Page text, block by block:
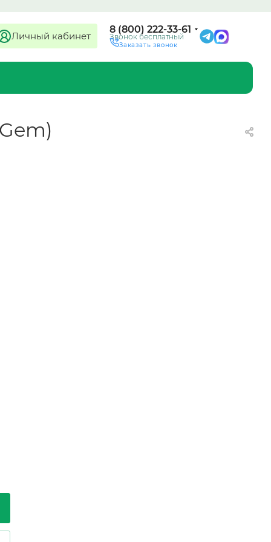
Личный кабинет
8 (800) 222-33-61
Звонок бесплатный
Заказать звонок